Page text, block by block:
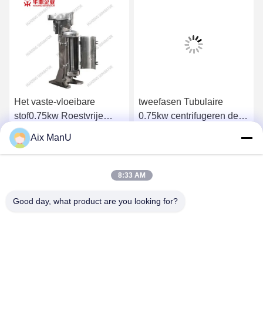
Het vaste-vloeibare
stof0.75kw Roestvrije
staal centrifugeert GQ150
de Tubulaire Kom
centrifugeertGa Nu Praten.
tweefasen Tubulaire
0.75kw centrifugeren de
Ga Nu Praten.
Aix ManU
8:33 AM
Good day, what product are you looking for?